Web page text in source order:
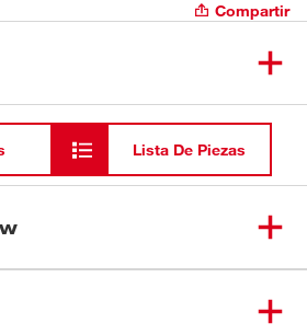
Compartir
Lista De Piezas
El inserto se conecta con